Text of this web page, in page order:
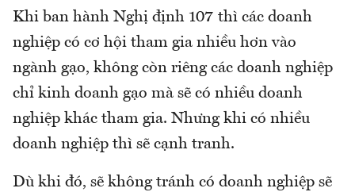
Khi ban hành Nghị định 107 thì các doanh
nghiệp có cơ hội tham gia nhiều hơn vào
ngành gạo, không còn riêng các doanh nghiệp
chỉ kinh doanh gạo mà sẽ có nhiều doanh
nghiệp khác tham gia. Nhưng khi có nhiều
doanh nghiệp thì sẽ cạnh tranh.
Dù khi đó, sẽ không tránh có doanh nghiệp sẽ